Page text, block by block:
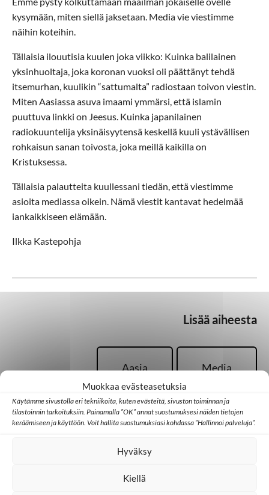
Muokkaa evästeasetuksia
Käytämme sivustolla eri tekniikoita, kuten evästeitä, sivuston toiminnan ja
tilastoinnin tarkoituksiin. Painamalla ”OK” annat suostumuksesi näiden tietojen
keräämiseen ja käyttöön. Voit hallita suostumuksiasi kohdassa ”Hallinnoi palveluja”.
Hyväksy
Kiellä
kysymään, miten siellä jaksetaan. Media vie viestimme
näihin koteihin.
Tällaisia ilouutisia kuulen joka viikko: Kuinka balilainen
yksinhuoltaja, joka koronan vuoksi oli päättänyt tehdä
itsemurhan, kuulikin “sattumalta” radiostaan toivon viestin.
Miten Aasiassa asuva imaami ymmärsi, että islamin
puuttuva linkki on Jeesus. Kuinka japanilainen
radiokuuntelija yksinäisyytensä keskellä kuuli ystävällisen
rohkaisun sanan toivosta, joka meillä kaikilla on
Kristuksessa.
Tällaisia palautteita kuullessani tiedän, että viestimme
asioita mediassa oikein. Nämä viestit kantavat hedelmää
iankaikkiseen elämään.
Ilkka Kastepohja
Lisää aiheesta
Aasia Media
Medialähetys